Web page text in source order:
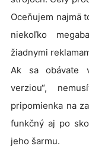
Oceňujem najmä
niekoľko
žiadnymi
Ak sa obávate
verziou“,
pripomienka na
funkčný aj po
jeho šarmu.